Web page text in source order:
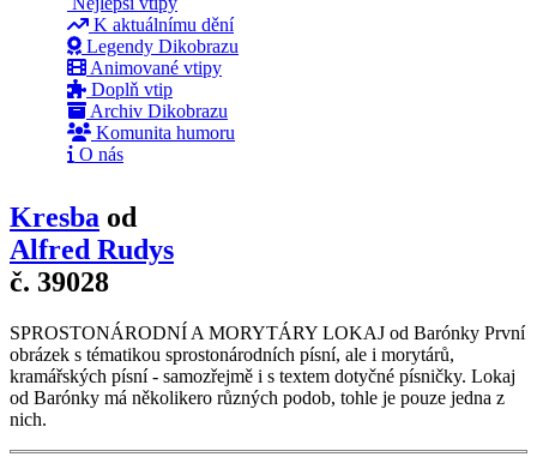
K aktuálnímu dění
Legendy Dikobrazu
Animované vtipy
Doplň vtip
Archiv Dikobrazu
Komunita humoru
O nás
Kresba od
Alfred Rudys
č. 39028
SPROSTONÁRODNÍ A MORYTÁRY LOKAJ od Barónky První
obrázek s tématikou sprostonárodních písní, ale i morytárů,
kramářských písní - samozřejmě i s textem dotyčné písničky. Lokaj
od Barónky má několikero různých podob, tohle je pouze jedna z
nich.